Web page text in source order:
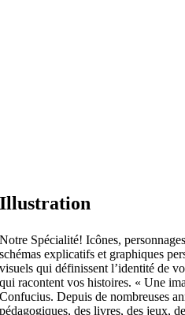
Illustration
Notre Spécialité! Icônes,
schémas explicatifs et graphiques
visuels qui définissent l’identité de
qui racontent vos histoires. « Une
Confucius. Depuis de nombreuses
pédagogiques, des livres, des jeux,